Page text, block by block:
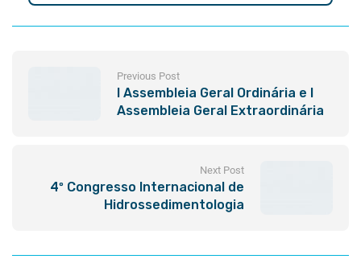
Previous Post
I Assembleia Geral Ordinária e I
Assembleia Geral Extraordinária
Next Post
4º Congresso Internacional de
Hidrossedimentologia